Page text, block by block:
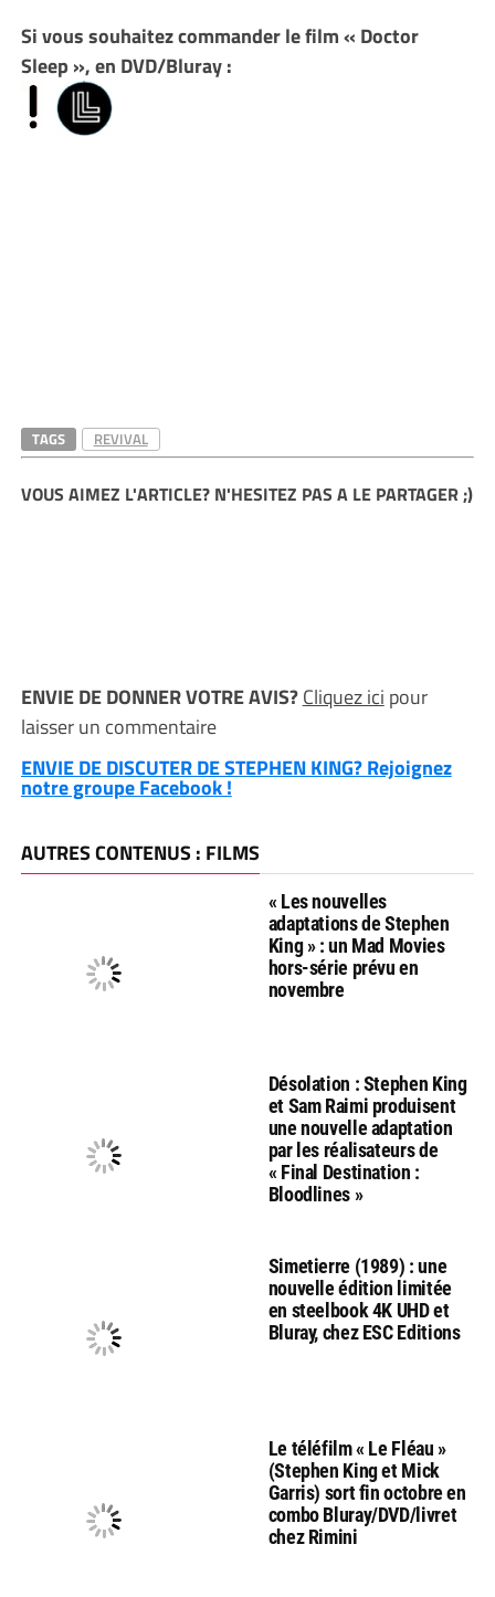
Si vous souhaitez commander le film « Doctor
Sleep », en DVD/Bluray :
TAGS REVIVAL
VOUS AIMEZ L'ARTICLE? N'HESITEZ PAS A LE PARTAGER ;)
ENVIE DE DONNER VOTRE AVIS?Cliquez ici pour
laisser un commentaire
ENVIE DE DISCUTER DE STEPHEN KING? Rejoignez
notre groupe Facebook !
AUTRES CONTENUS : FILMS
« Les nouvelles
adaptations de Stephen
King » : un Mad Movies
hors-série prévu en
novembre
Désolation : Stephen King
et Sam Raimi produisent
une nouvelle adaptation
par les réalisateurs de
« Final Destination :
Bloodlines »
Simetierre (1989) : une
nouvelle édition limitée
en steelbook 4K UHD et
Bluray, chez ESC Editions
Le téléfilm « Le Fléau »
(Stephen King et Mick
Garris) sort fin octobre en
combo Bluray/DVD/livret
chez Rimini